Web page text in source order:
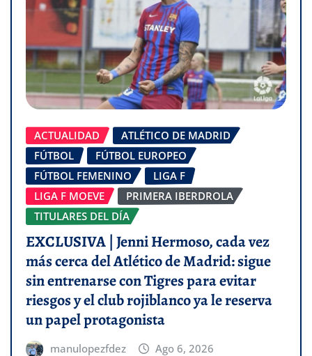
ACTUALIDAD
ATLÉTICO DE MADRID
FÚTBOL
FÚTBOL EUROPEO
FÚTBOL FEMENINO
LIGA F
LIGA F MOEVE
PRIMERA IBERDROLA
TITULARES DEL DÍA
EXCLUSIVA | Jenni Hermoso, cada vez
más cerca del Atlético de Madrid: sigue
sin entrenarse con Tigres para evitar
riesgos y el club rojiblanco ya le reserva
un papel protagonista
manulopezfdez Ago 6, 2026